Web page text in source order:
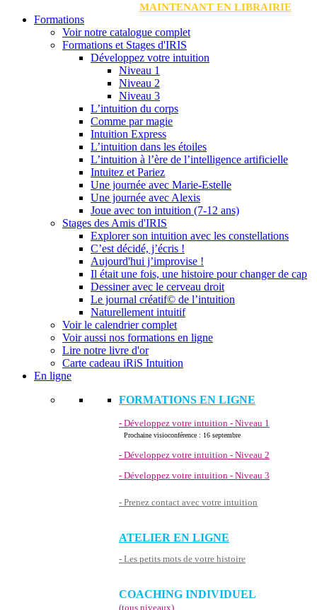
MAINTENANT EN LIBRAIRIE
Formations
Voir notre catalogue complet
Formations et Stages d'IRIS
Développez votre intuition
Niveau 1
Niveau 2
Niveau 3
L’intuition du corps
Comme par magie
Intuition Express
L’intuition dans les étoiles
L’intuition à l’ère de l’intelligence artificielle
Intuitez et Pariez
Une journée avec Marie-Estelle
Une journée avec Alexis
Joue avec ton intuition (7-12 ans)
Stages des Amis d'IRIS
Explorer son intuition avec les constellations
C’est décidé, j’écris !
Aujourd'hui j’improvise !
Il était une fois, une histoire pour changer de cap
Dessiner avec le cerveau droit
Le journal créatif© de l’intuition
Naturellement intuitif
Voir le calendrier complet
Voir aussi nos formations en ligne
Lire notre livre d'or
Carte cadeau iRiS Intuition
En ligne
FORMATIONS EN LIGNE
- Développez votre intuition - Niveau 1
Prochaine visioconférence : 16 septembre
- Développez votre intuition - Niveau 2
- Développez votre intuition - Niveau 3
- Prenez contact avec votre intuition
ATELIER EN LIGNE
- Les petits mots de votre histoire
COACHING INDIVIDUEL
(tous niveaux)